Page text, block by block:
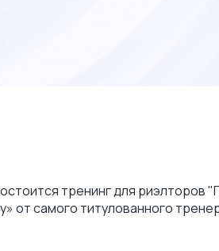
тренинг для риэлторов
от самого титулованного